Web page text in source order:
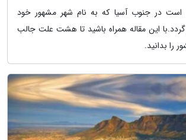
است در جنوب آسیا که به نام شهر مشهور خود
این مقاله همراه باشید تا هشت علت جالب
را بدانید.